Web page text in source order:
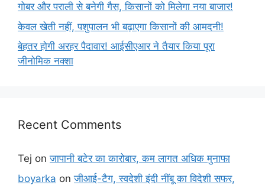
गोबर और पराली से बनेगी गैस, किसानों को मिलेगा नया बाजार!
केवल खेती नहीं, पशुपालन भी बढ़ाएगा किसानों की आमदनी!
बेहतर होगी अरहर पैदावार! आईसीएआर ने तैयार किया पूरा
जीनोमिक नक्शा
Recent Comments
Tej onजापानी बटेर का कारोबार, कम लागत अधिक मुनाफा
boyarka onजीआई-टैग, स्वदेशी इंदी नींबू का विदेशी सफर,